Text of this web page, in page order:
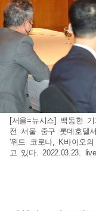
[서울=뉴시스] 백동현
전 서울 중구 롯데호텔
'위드 코로나, K바이오
고 있다. 2022.03.23.